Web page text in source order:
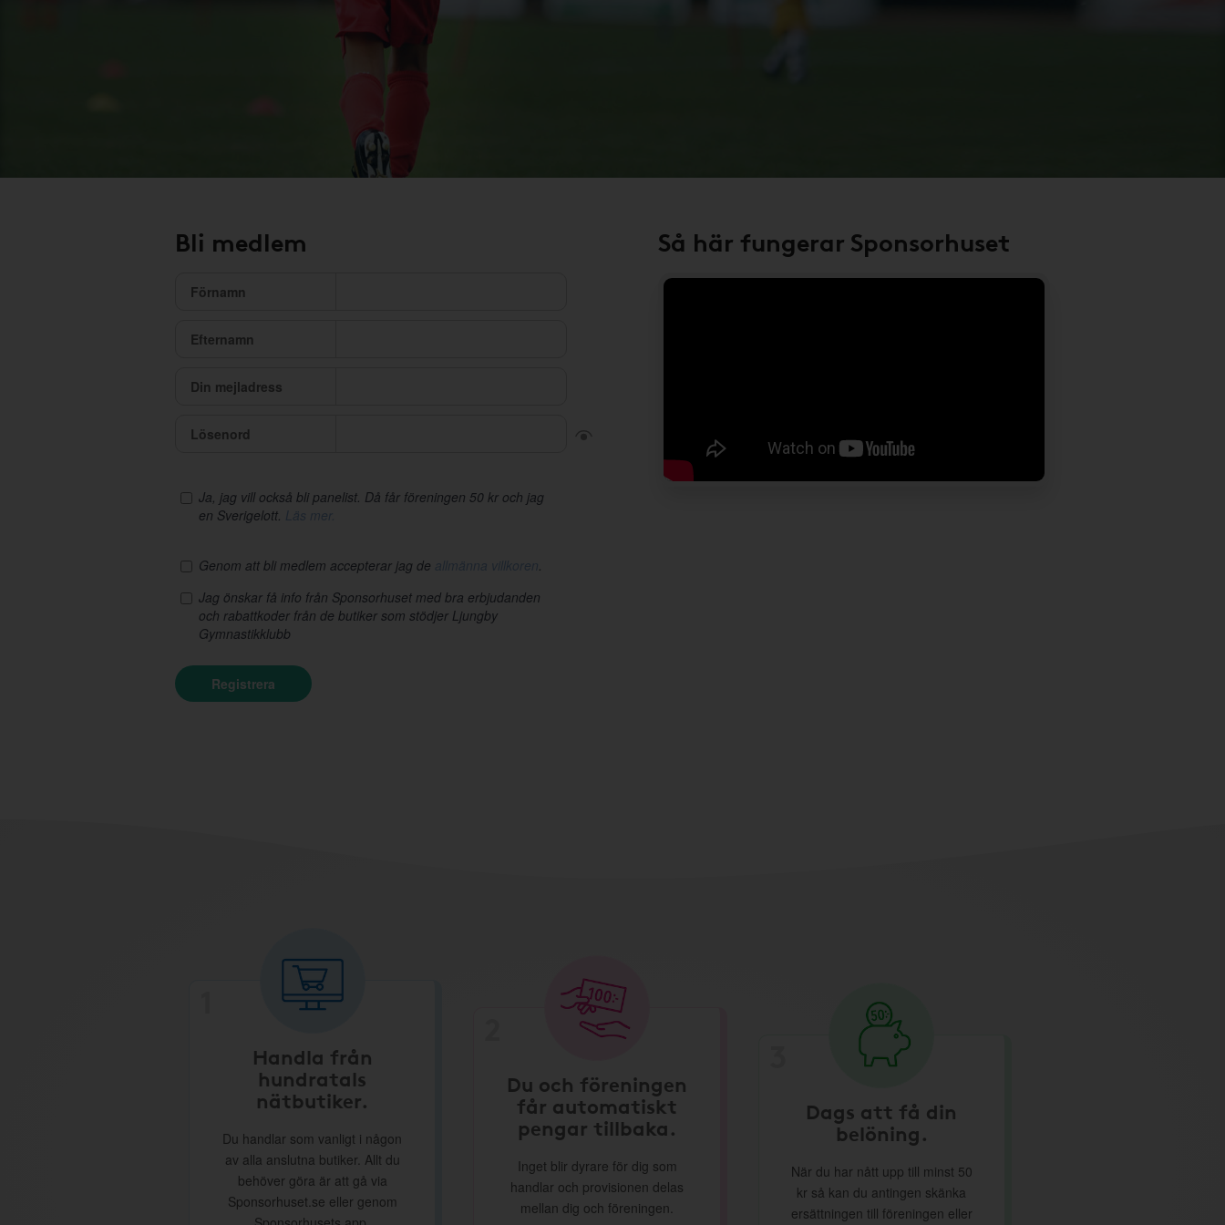
Bli medlem
Förnamn
Efternamn
Din mejladress
Lösenord
Ja, jag vill också bli panelist. Då får föreningen 50 kr och jag
en Sverigelott. Läs mer.
Genom att bli medlem accepterar jag de allmänna villkoren.
Jag önskar få info från Sponsorhuset med bra erbjudanden
och rabattkoder från de butiker som stödjer Ljungby
Gymnastikklubb
Registrera
Så här fungerar Sponsorhuset
Handla från
hundratals
nätbutiker.
Du handlar som vanligt i någon
av alla anslutna butiker. Allt du
behöver göra är att gå via
Sponsorhuset.se eller genom
Du och föreningen
får automatiskt
pengar tillbaka.
Inget blir dyrare för dig som
handlar och provisionen delas
mellan dig och föreningen.
Dags att få din
belöning.
När du har nått upp till minst 50
kr så kan du antingen skänka
ersättningen till föreningen eller